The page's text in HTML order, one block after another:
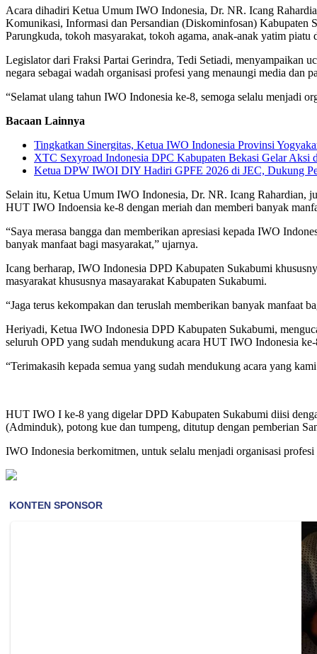
Acara dihadiri Ketua Umum IWO Indonesia, Dr. NR. Icang
Komunikasi, Informasi dan Persandian (Diskominfosan)
Parungkuda, tokoh masyarakat, tokoh agama, anak-anak yatim piatu
Legislator dari Fraksi Partai Gerindra, Tedi Setiadi, menyampaikan
negara sebagai wadah organisasi profesi yang menaungi media dan
“Selamat ulang tahun IWO Indonesia ke-8, semoga selalu menjadi
Bacaan Lainnya
Tingkatkan Sinergitas, Ketua IWO Indonesia Provinsi
XTC Sexyroad Indonesia DPC Kabupaten Bekasi Gelar
Ketua DPW IWOI DIY Hadiri GPFE 2026 di JEC, Dukung
Selain itu, Ketua Umum IWO Indonesia, Dr. NR. Icang Rahardian,
HUT IWO Indoensia ke-8 dengan meriah dan memberi banyak
“Saya merasa bangga dan memberikan apresiasi kepada IWO
banyak manfaat bagi masyarakat,” ujarnya.
Icang berharap, IWO Indonesia DPD Kabupaten Sukabumi
masyarakat khususnya masayarakat Kabupaten Sukabumi.
“Jaga terus kekompakan dan teruslah memberikan banyak manfaat
Heriyadi, Ketua IWO Indonesia DPD Kabupaten Sukabumi,
seluruh OPD yang sudah mendukung acara HUT IWO Indonesia
“Terimakasih kepada semua yang sudah mendukung acara yang
HUT IWO I ke-8 yang digelar DPD Kabupaten Sukabumi diisi
(Adminduk), potong kue dan tumpeng, ditutup dengan pemberian
IWO Indonesia berkomitmen, untuk selalu menjadi organisasi